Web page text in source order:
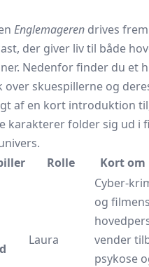
Englemageren drives
der giver liv til både
Nedenfor finder du et
over skuespillerne og
af en kort introduktion
karakterer folder sig ud i
Rolle Kort
Laura
Cyber-
og filmens
vender
psykose